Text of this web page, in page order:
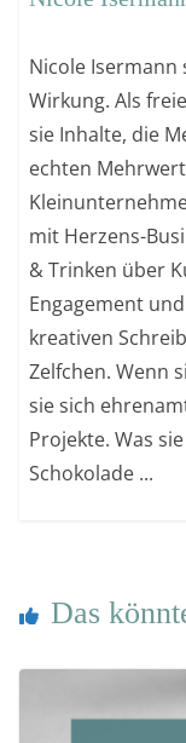
Nicole
Wirkung. Als
sie Inhalte, die
echten
mit Herzens-
& Trinken über
Engagement
kreativen
Zelfchen. Wenn
sie sich
Projekte. Was
Schokolade ...
Das